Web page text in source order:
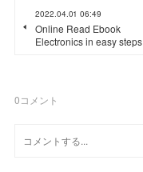
2022.04.01 06:49
Online Read Ebook
Electronics in easy steps
0コメント